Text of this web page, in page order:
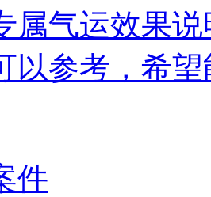
属气运效果
以参考，希
件